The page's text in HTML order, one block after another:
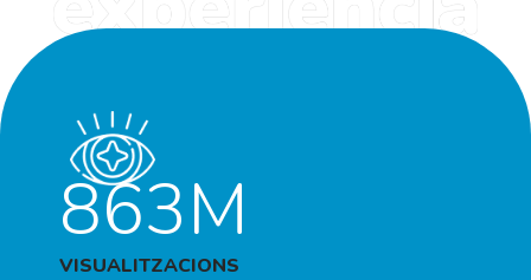
863M
VISUALITZACIONS